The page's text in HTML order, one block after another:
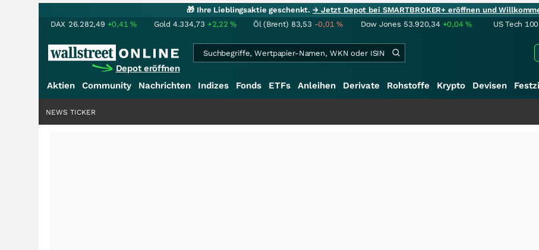
🎁 Ihre Lieblingsaktie geschenkt.→ Jetzt Depot bei SMARTBROKER+ eröffnen und
DAX 26.282,49 +0,41% Gold 4.334,73 +2,22% Öl (Brent) 83,53 -0,01% Dow Jones 53.920,34 +0,04% US Tech 100
Depot eröffnen
Aktien Community Nachrichten Indizes Fonds ETFs Anleihen Derivate Rohstoffe Krypto Devisen
NEWS TICKER